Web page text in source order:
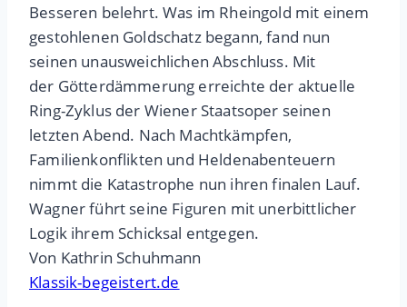
Besseren belehrt. Was im Rheingold mit einem
gestohlenen Goldschatz begann, fand nun
seinen unausweichlichen Abschluss. Mit
der Götterdämmerung erreichte der aktuelle
Ring-Zyklus der Wiener Staatsoper seinen
letzten Abend. Nach Machtkämpfen,
Familienkonflikten und Heldenabenteuern
nimmt die Katastrophe nun ihren finalen Lauf.
Wagner führt seine Figuren mit unerbittlicher
Logik ihrem Schicksal entgegen.
Von Kathrin Schuhmann
Klassik-begeistert.de